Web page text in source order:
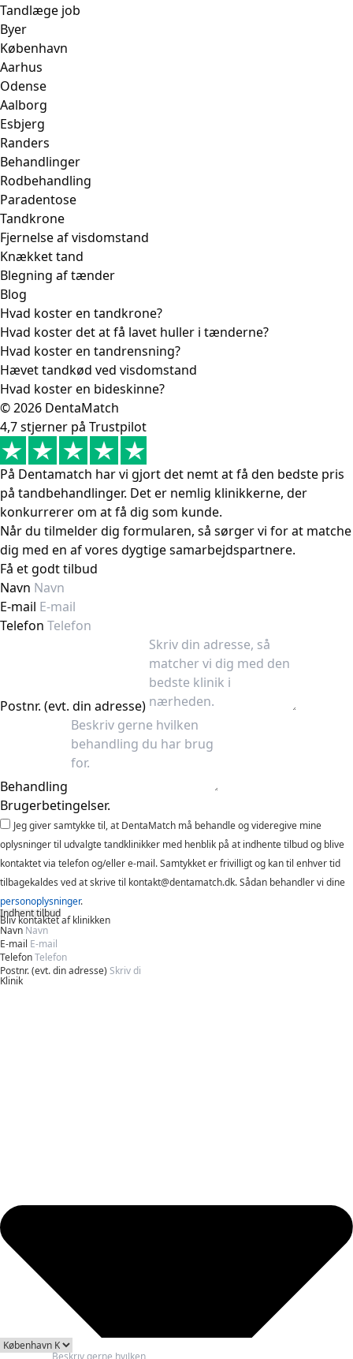
Tandlæge job
Byer
København
Aarhus
Odense
Aalborg
Esbjerg
Randers
Behandlinger
Rodbehandling
Paradentose
Tandkrone
Fjernelse af visdomstand
Knækket tand
Blegning af tænder
Blog
Hvad koster en tandkrone?
Hvad koster det at få lavet huller i tænderne?
Hvad koster en tandrensning?
Hævet tandkød ved visdomstand
Hvad koster en bideskinne?
© 2026 DentaMatch
4,7 stjerner på Trustpilot
På Dentamatch har vi gjort det nemt at få den bedste pris
på tandbehandlinger. Det er nemlig klinikkerne, der
konkurrerer om at få dig som kunde.
Når du tilmelder dig formularen, så sørger vi for at matche
dig med en af vores dygtige samarbejdspartnere.
Få et godt tilbud
Navn
E-mail
Telefon
Postnr. (evt. din adresse)
Behandling
Brugerbetingelser.
Jeg giver samtykke til, at DentaMatch må behandle og videregive mine
oplysninger til udvalgte tandklinikker med henblik på at indhente tilbud og blive
kontaktet via telefon og/eller e-mail. Samtykket er frivilligt og kan til enhver tid
tilbagekaldes ved at skrive til kontakt@dentamatch.dk. Sådan behandler vi dine
personoplysninger.
Indhent tilbud
Bliv kontaktet af klinikken
Navn
E-mail
Telefon
Postnr. (evt. din adresse)
Klinik